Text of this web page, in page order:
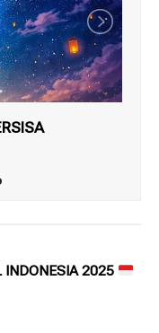
INDONESIA 2025